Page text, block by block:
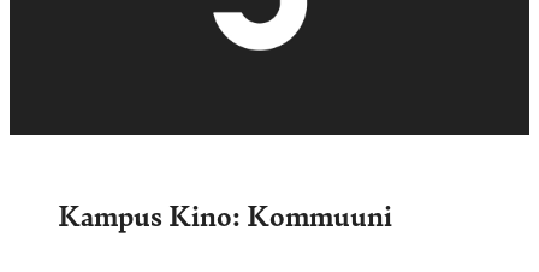
Kampus Kino: Kommuuni